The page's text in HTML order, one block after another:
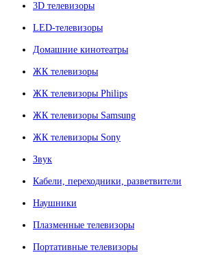
3D телевизоры
LED-телевизоры
Домашние кинотеатры
ЖК телевизоры
ЖК телевизоры Philips
ЖК телевизоры Samsung
ЖК телевизоры Sony
Звук
Кабели, переходники, разветвители
Наушники
Плазменные телевизоры
Портативные телевизоры